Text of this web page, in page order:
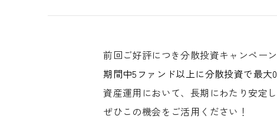
前回ご好評につき分散投資キャンペー
期間中5ファンド以上に分散投資で最大
資産運用において、長期にわたり安定
ぜひこの機会をご活用ください！